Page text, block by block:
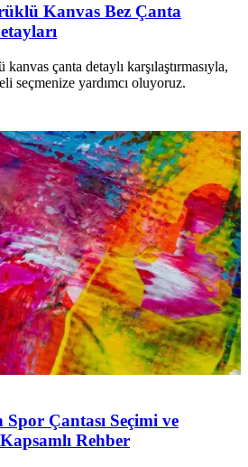
Kanvas Bez Çanta
çanta detaylı karşılaştırmasıyla,
seçmenize yardımcı oluyoruz.
Çantası Seçimi ve
Rehber